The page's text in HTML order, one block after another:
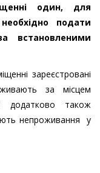
один, для
подати
встановленими
зареєстровані
за місцем
додатково також
непроживання у